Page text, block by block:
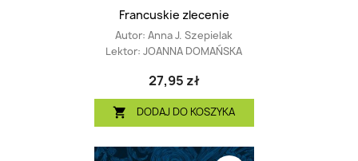
Francuskie zlecenie
Autor: Anna J. Szepielak
Lektor: JOANNA DOMAŃSKA
27,95 zł
 DODAJ DO KOSZYKA